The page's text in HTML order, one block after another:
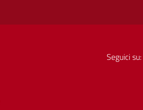
Seguici su: